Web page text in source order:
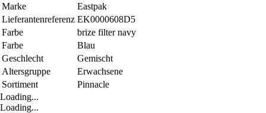
Marke
Eastpak
Lieferantenreferenz EK0000608D5
Farbe
brize filter navy
Farbe
Blau
Geschlecht
Gemischt
Altersgruppe
Erwachsene
Sortiment
Pinnacle
Loading...
Loading...